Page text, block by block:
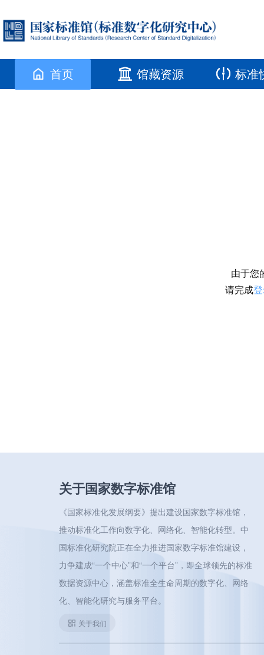
首页 馆藏资源 标准
由于您
请完成
关于国家数字标准馆
《国家标准化发展纲要》提出建设国家数字标准馆，
推动标准化工作向数字化、网络化、智能化转型。中
国标准化研究院正在全力推进国家数字标准馆建设，
力争建成“一个中心”和“一个平台”，即全球领先的标准
数据资源中心，涵盖标准全生命周期的数字化、网络
化、智能化研究与服务平台。
关于我们